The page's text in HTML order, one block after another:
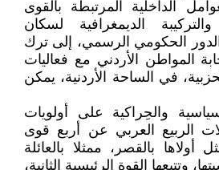
الداخلية المرتبطة بالقوى
والتركيبة الديمغرافية لسكان
الدور الحكومي الرسمي، إلى ترك
المواطن الأردني مع فعاليات
في الساحة الأردنية، يمكن
والحِراكية على أولويات
الربيع العربي عن أربع قوى
أولاها بالقصر، ممثلا بالعائلة
وتتبعها القوة الرئيسية الثانية،